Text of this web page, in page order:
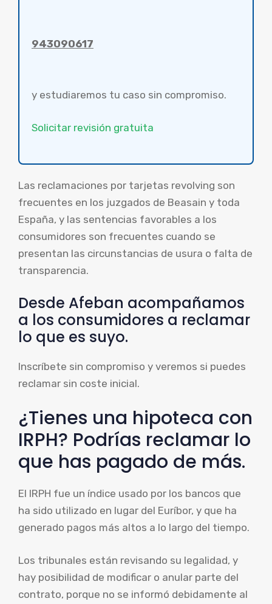
943090617
y estudiaremos tu caso sin compromiso.
Solicitar revisión gratuita
Las reclamaciones por tarjetas revolving son
frecuentes en los juzgados de Beasain y toda
España, y las sentencias favorables a los
consumidores son frecuentes cuando se
presentan las circunstancias de usura o falta de
transparencia.
Desde Afeban acompañamos
a los consumidores a reclamar
lo que es suyo.
Inscríbete sin compromiso y veremos si puedes
reclamar sin coste inicial.
¿Tienes una hipoteca con
IRPH? Podrías reclamar lo
que has pagado de más.
El IRPH fue un índice usado por los bancos que
ha sido utilizado en lugar del Euríbor, y que ha
generado pagos más altos a lo largo del tiempo.
Los tribunales están revisando su legalidad, y
hay posibilidad de modificar o anular parte del
contrato, porque no se informó debidamente al